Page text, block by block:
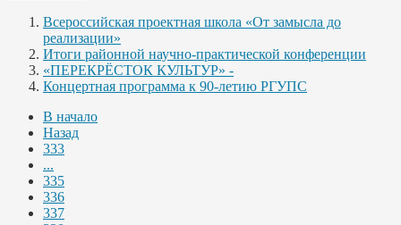
Всероссийская проектная школа «От замысла до
реализации»
Итоги районной научно-практической конференции
«ПЕРЕКРЁСТОК КУЛЬТУР» -
Концертная программа к 90-летию РГУПС
В начало
Назад
333
...
335
336
337